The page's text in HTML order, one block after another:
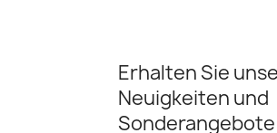
Erhalten Sie
Neuigkeiten und
Sonderangebote